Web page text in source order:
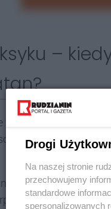
–
się dość
temperatury.
i jesiennych
do końca
Drogi
Na naszej stronie
przechowujemy
standardowe
spersonalizowanych